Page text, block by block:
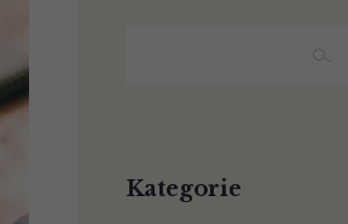
Kategorie